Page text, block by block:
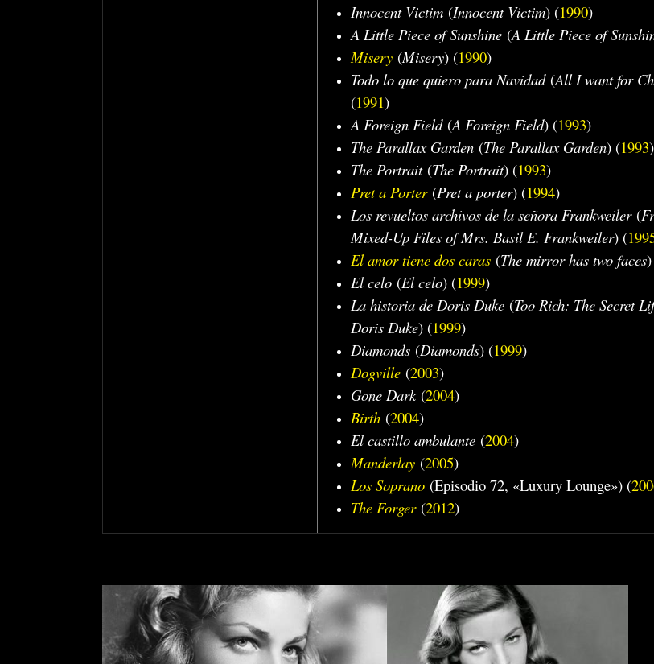
Innocent Victim (Innocent Victim) (1990)
A Little Piece of Sunshine (A Little Piece of
Misery (Misery) (1990)
Todo lo que quiero para Navidad(All I want for
(1991)
A Foreign Field(A Foreign Field) (1993)
The Parallax Garden (The Parallax Garden) (1993)
The Portrait(The Portrait) (1993)
Pret a Porter(Pret a porter) (1994)
Los revueltos archivos de la señora Frankweiler(
Mixed-Up Files of Mrs. Basil E. Frankweiler) (
El amor tiene dos caras (The mirror has two faces
El celo (El celo) (1999)
La historia de Doris Duke (Too Rich: The Secret
Doris Duke) (1999)
Diamonds (Diamonds) (1999)
Dogville (2003)
Gone Dark(2004)
Birth (2004)
El castillo ambulante (2004)
Manderlay (2005)
Los Soprano (Episodio 72, «Luxury Lounge») (
The Forger(2012)